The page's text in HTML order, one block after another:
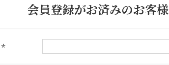
会員登録がお済みのお客様